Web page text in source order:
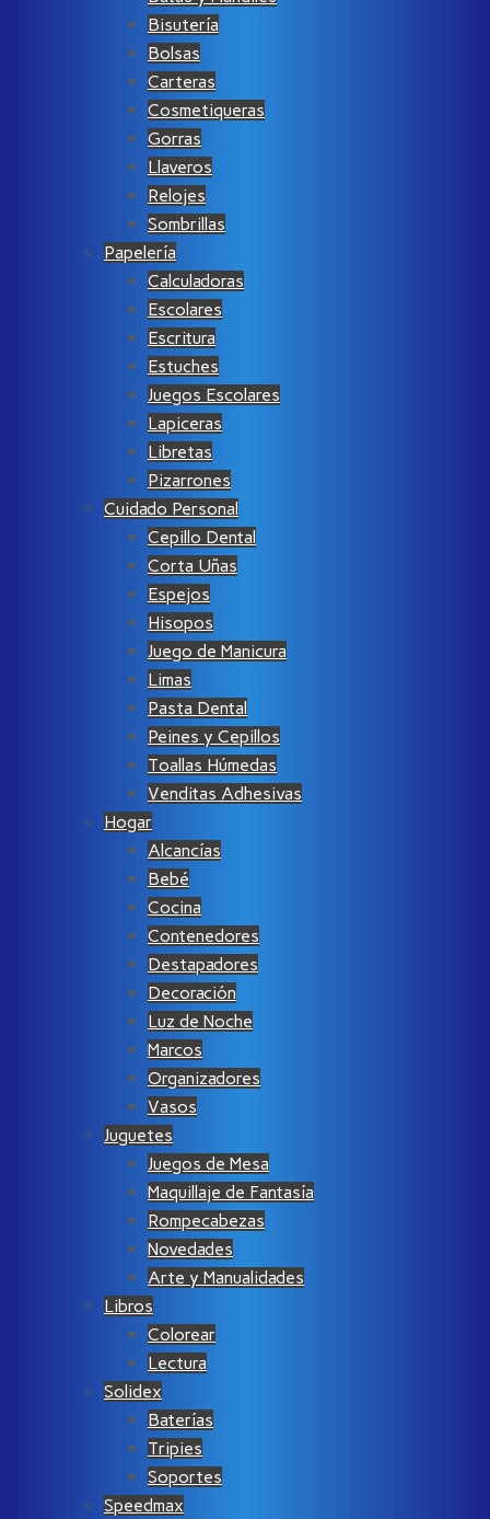
Bisutería
Bolsas
Carteras
Cosmetiqueras
Gorras
Llaveros
Relojes
Sombrillas
Papelería
Calculadoras
Escolares
Escritura
Estuches
Juegos Escolares
Lapiceras
Libretas
Pizarrones
Cuidado Personal
Cepillo Dental
Corta Uñas
Espejos
Hisopos
Juego de Manicura
Limas
Pasta Dental
Peines y Cepillos
Toallas Húmedas
Venditas Adhesivas
Hogar
Alcancías
Bebé
Cocina
Contenedores
Destapadores
Decoración
Luz de Noche
Marcos
Organizadores
Vasos
Juguetes
Juegos de Mesa
Maquillaje de Fantasía
Rompecabezas
Novedades
Arte y Manualidades
Libros
Colorear
Lectura
Solidex
Baterías
Tripies
Soportes
Speedmax